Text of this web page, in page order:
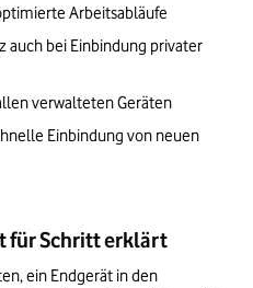
Arbeitsabläufe
auch bei Einbindung privater
verwalteten Geräten
Einbindung von neuen
für Schritt erklärt
ein Endgerät in den